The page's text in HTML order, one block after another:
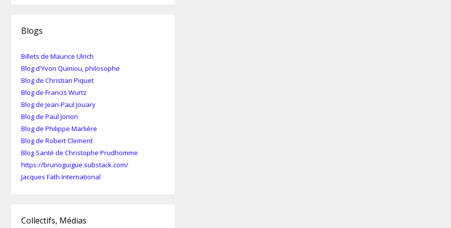
Blogs
Billets de Maurice Ulrich
Blog d'Yvon Quiniou, philosophe
Blog de Christian Piquet
Blog de Francis Wurtz
Blog de Jean-Paul Jouary
Blog de Paul Jorion
Blog de Philippe Marlière
Blog de Robert Clement
Blog Santé de Christophe Prudhomme
https://brunoguigue.substack.com/
Jacques Fath International
Collectifs, Médias